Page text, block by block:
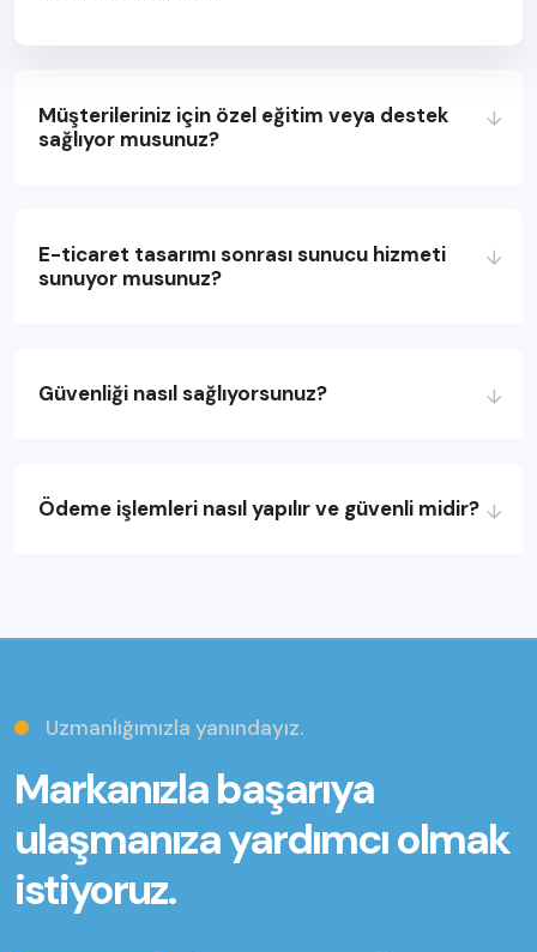
Müşterileriniz için özel eğitim veya destek
sağlıyor musunuz?
E-ticaret tasarımı sonrası sunucu hizmeti
sunuyor musunuz?
Güvenliği nasıl sağlıyorsunuz?
Ödeme işlemleri nasıl yapılır ve güvenli midir?
Uzmanlığımızla yanındayız.
Markanızla başarıya
ulaşmanıza yardımcı olmak
istiyoruz.